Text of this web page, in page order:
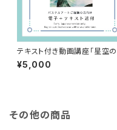
テキスト付き動画講座「星空
っぽ」（電子教材＋テキスト送
付）
¥5,000
その他の商品